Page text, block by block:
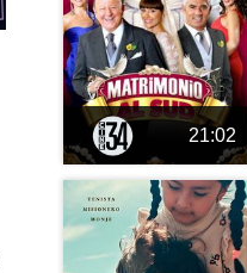
21:02